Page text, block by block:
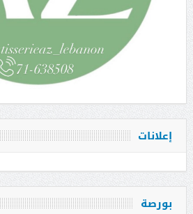
إعلانات
بورصة